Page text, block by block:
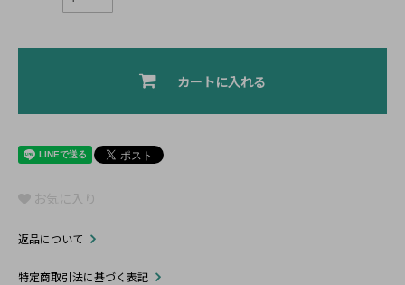
カートに入れる
お気に入り
返品について
特定商取引法に基づく表記